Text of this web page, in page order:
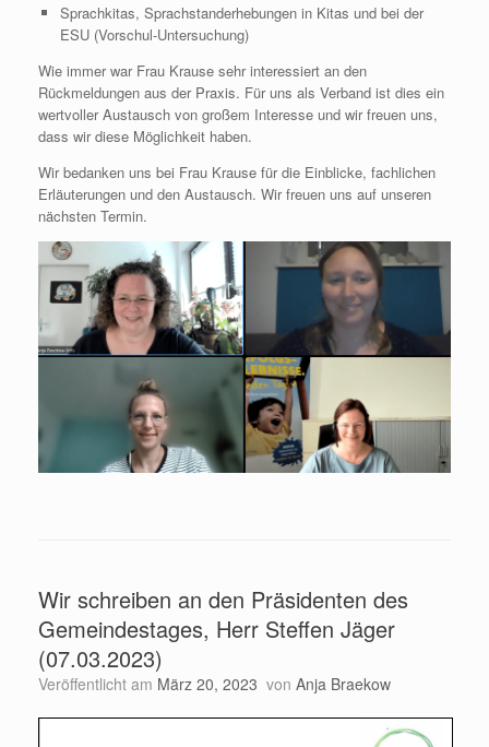
Sprachkitas, Sprachstanderhebungen in Kitas und bei der
ESU (Vorschul-Untersuchung)
Wie immer war Frau Krause sehr interessiert an den
Rückmeldungen aus der Praxis. Für uns als Verband ist dies ein
wertvoller Austausch von großem Interesse und wir freuen uns,
dass wir diese Möglichkeit haben.
Wir bedanken uns bei Frau Krause für die Einblicke, fachlichen
Erläuterungen und den Austausch. Wir freuen uns auf unseren
nächsten Termin.
Wir schreiben an den Präsidenten des
Gemeindestages, Herr Steffen Jäger
(07.03.2023)
Veröffentlicht am März 20, 2023 von Anja Braekow